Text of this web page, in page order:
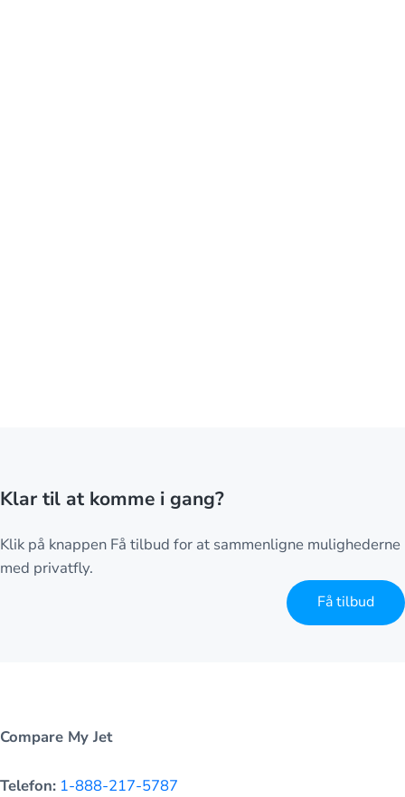
Klar til at komme i gang?
Klik på knappen Få tilbud for at sammenligne mulighederne
med privatfly.
Få tilbud
Compare My Jet
Telefon: 1-888-217-5787